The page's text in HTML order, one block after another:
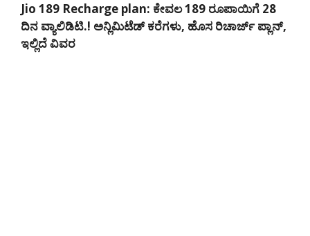
Jio 189 Recharge plan: ಕೇವಲ 189 ರೂಪಾಯಿಗೆ 28
ದಿನ ವ್ಯಾಲಿಡಿಟಿ.! ಅನ್ಲಿಮಿಟೆಡ್ ಕರೆಗಳು, ಹೊಸ ರಿಚಾರ್ಜ್ ಪ್ಲಾನ್,
ಇಲ್ಲಿದೆ ವಿವರ